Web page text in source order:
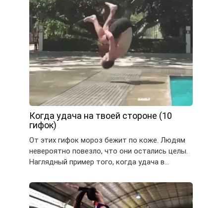
Когда удача на твоей стороне (10
гифок)
От этих гифок мороз бежит по коже. Людям
невероятно повезло, что они остались целы.
Наглядный пример того, когда удача в…